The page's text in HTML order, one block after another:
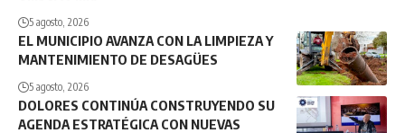
5 agosto, 2026
EL MUNICIPIO AVANZA CON LA LIMPIEZA Y
MANTENIMIENTO DE DESAGÜES
5 agosto, 2026
DOLORES CONTINÚA CONSTRUYENDO SU
AGENDA ESTRATÉGICA CON NUEVAS